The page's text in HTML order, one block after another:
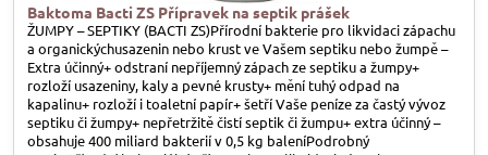
Baktoma Bacti ZS Přípravek na septik prášek
ŽUMPY – SEPTIKY (BACTI ZS)Přírodní bakterie pro likvidaci zápachu
a organickýchusazenin nebo krust ve Vašem septiku nebo žumpě –
Extra účinný+ odstraní nepříjemný zápach ze septiku a žumpy+
rozloží usazeniny, kaly a pevné krusty+ mění tuhý odpad na
kapalinu+ rozloží i toaletní papír+ šetří Vaše peníze za častý vývoz
septiku či žumpy+ nepřetržitě čistí septik či žumpu+ extra účinný –
obsahuje 400 miliard bakterií v 0,5 kg baleníPodrobný